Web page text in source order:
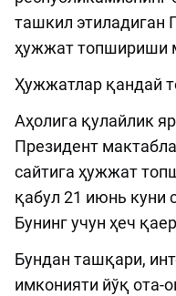
ташкил этиладиган
ҳужжат топшириши
Ҳужжатлар қандай
Аҳолига қулайлик
Президент
сайтига ҳужжат
қабул 21 июнь куни
Бунинг учун ҳеч
Бундан ташқари,
имконияти йўқ ота-